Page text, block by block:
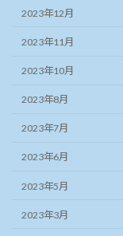
2023年12月
2023年11月
2023年10月
2023年8月
2023年7月
2023年6月
2023年5月
2023年3月